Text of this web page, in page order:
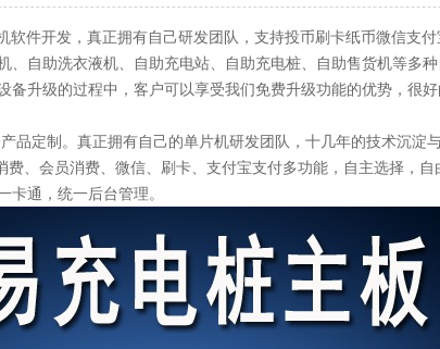
件开发，真正拥有自己研发团队，支持投币刷卡纸币微信支
自助洗衣液机、自助充电站、自助充电桩、自助售货机等
备升级的过程中，客户可以享受我们免费升级功能的优势，
品定制。真正拥有自己的单片机研发团队，十几年的技术沉淀
、会员消费、微信、刷卡、支付宝支付多功能，自主选择，
通，统一后台管理。